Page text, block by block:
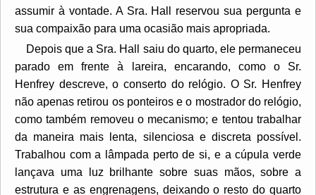
assumir à vontade. A Sra. Hall reservou sua pergunta e
sua compaixão para uma ocasião mais apropriada.
Depois que a Sra. Hall saiu do quarto, ele permaneceu
parado em frente à lareira, encarando, como o Sr.
Henfrey descreve, o conserto do relógio. O Sr. Henfrey
não apenas retirou os ponteiros e o mostrador do relógio,
como também removeu o mecanismo; e tentou trabalhar
da maneira mais lenta, silenciosa e discreta possível.
Trabalhou com a lâmpada perto de si, e a cúpula verde
lançava uma luz brilhante sobre suas mãos, sobre a
estrutura e as engrenagens, deixando o resto do quarto